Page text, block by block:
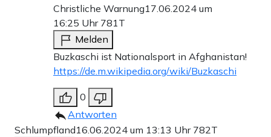
Christliche Warnung17.06.2024 um
16:25 Uhr 781T
Melden
Buzkaschi ist Nationalsport in Afghanistan!
https://de.m.wikipedia.org/wiki/Buzkaschi
0
Antworten
Schlumpfland16.06.2024 um 13:13 Uhr 782T